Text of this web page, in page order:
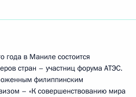
года в Маниле состоится
стран – участниц форума АТЭС.
филиппинским
– «К совершенствованию мира